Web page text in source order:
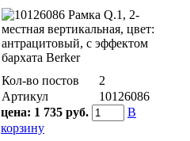
Кол-во постов
2
Артикул
10126086
цена: 1 735 руб.
В
корзину